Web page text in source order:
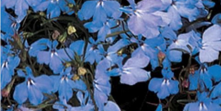
Palīglīdzekļi augu audzēšanai (72)
Klientu Diena
Novatec - izcils mēslošanai arī
sezonas otrajā pusē!
Piedāvājums ābeļdārziem